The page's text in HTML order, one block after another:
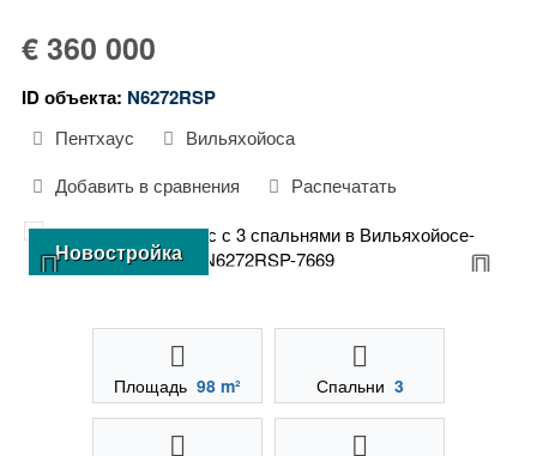
€ 360 000
ID объекта: N6272RSP
Пентхаус
Вильяхойоса
Добавить в сравнения
Распечатать
Новостройка
Площадь 98 m² Спальни 3